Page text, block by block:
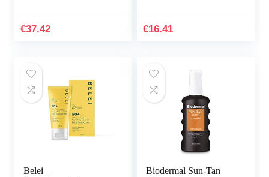
€37.42
ml)
€16.41
Belei –
Biodermal Sun-Tan